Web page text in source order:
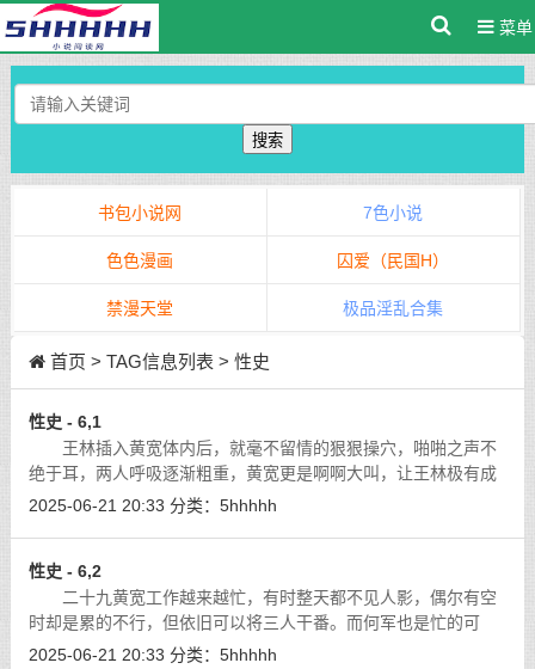
菜单
搜索
书包小说网 7色小说
色色漫画 囚爱（民国H）
禁漫天堂 极品淫乱合集
首页 > TAG信息列表 > 性史
性史 - 6,1
王林插入黄宽体内后，就毫不留情的狠狠操穴，啪啪之声不
绝于耳，两人呼吸逐渐粗重，黄宽更是啊啊大叫，让王林极有成
就感。[详细]
2025-06-21 20:33 分类： 5hhhhh
性史 - 6,2
二十九黄宽工作越来越忙，有时整天都不见人影，偶尔有空
时却是累的不行，但依旧可以将三人干番。而何军也是忙的可
以，久不久才会过来一次，但他那学弟庞宇却没有再来过。也不
2025-06-21 20:33 分类： 5hhhhh